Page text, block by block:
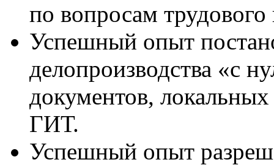
по вопросам
Успешный опыт
делопроизводства «с
документов,
ГИТ.
Успешный опыт